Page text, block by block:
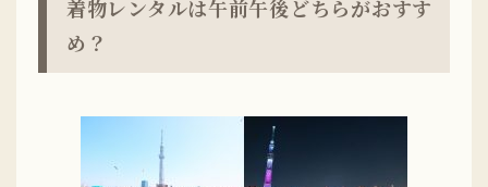
着物レンタルは午前午後どちらがおすす
め？